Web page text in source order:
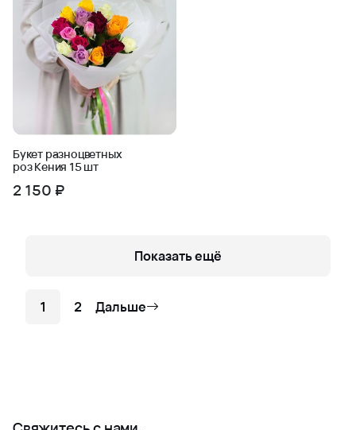
Букет разноцветных
роз Кения 15 шт
2 150 ₽
Показать ещё
1 2 Дальше